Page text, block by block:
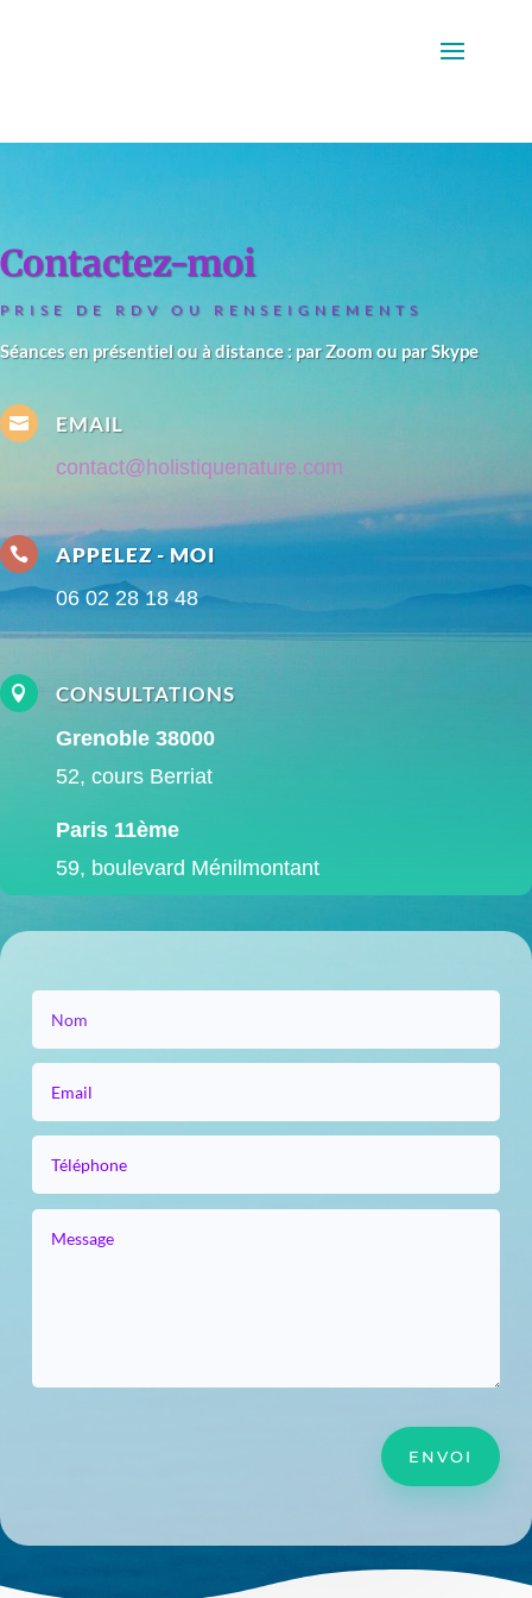
Contactez-moi
PRISE DE RDV OU RENSEIGNEMENTS
Séances en présentiel ou à distance : par Zoom ou par Skype
 EMAIL
contact@holistiquenature.com
 APPELEZ - MOI
06 02 28 18 48
 CONSULTATIONS
Grenoble 38000
52, cours Berriat
Paris 11ème
59, boulevard Ménilmontant
ENVOI